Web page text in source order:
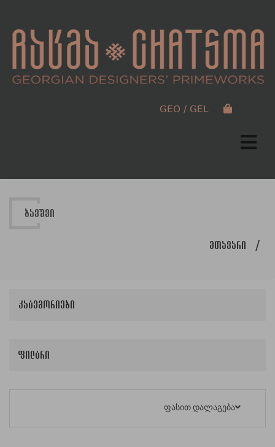
GEO / GEL
ბავშვი
მთავარი /
კატეგორიები
ფილტრი
ფასით დალაგება